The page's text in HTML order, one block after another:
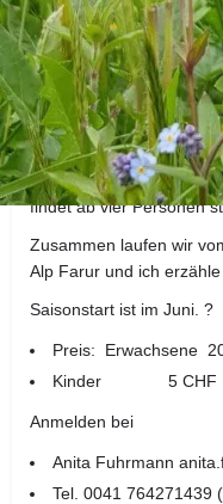
Details zur
Kräuterführung ?
Möchtest du mich und
Dann komm mit mir auf
findet ab vier Personen
Zusammen laufen wir
Alp Farur und ich
Saisonstart ist im Juni. ?
Preis: Erwachsene
Kinder 5 CHF
Anmelden bei
Anita Fuhrmann
Tel. 0041 764271439